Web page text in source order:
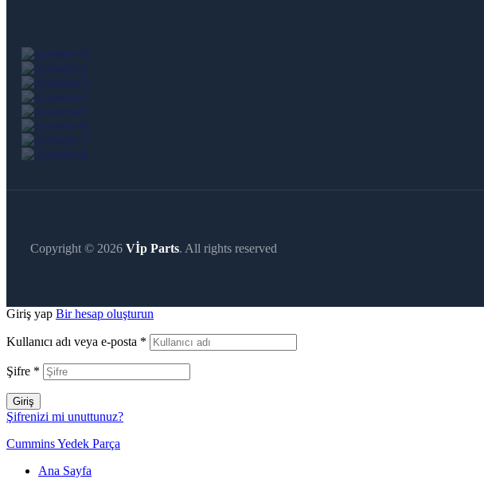
Copyright © 2026 Vİp Parts. All rights reserved
Giriş yap Bir hesap oluşturun
Kullanıcı adı veya e-posta *
Şifre *
Giriş
Şifrenizi mi unuttunuz?
Cummins Yedek Parça
Ana Sayfa